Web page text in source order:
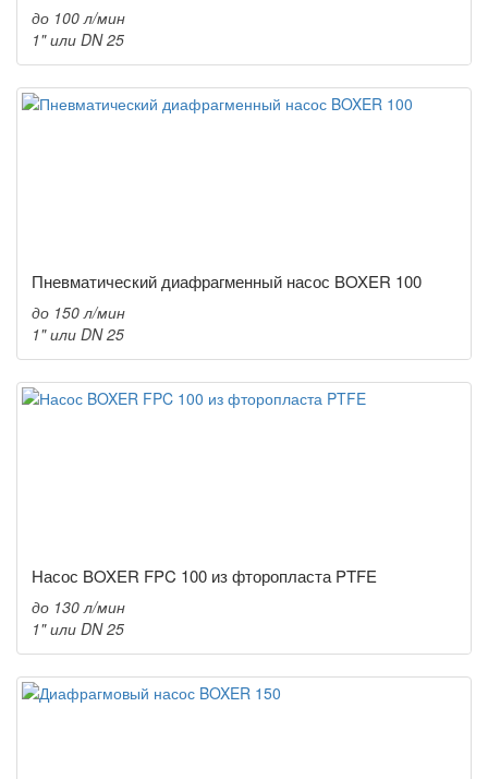
до 100 л/мин
1" или DN 25
Пневматический диафрагменный насос BOXER 100
до 150 л/мин
1" или DN 25
Насос BOXER FPC 100 из фторопласта PTFE
до 130 л/мин
1" или DN 25